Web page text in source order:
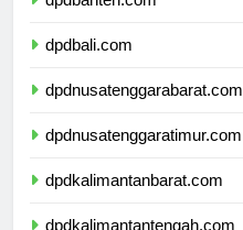
dpdbali.com
dpdnusatenggarabarat.com
dpdnusatenggaratimur.com
dpdkalimantanbarat.com
dpdkalimantantengah.com